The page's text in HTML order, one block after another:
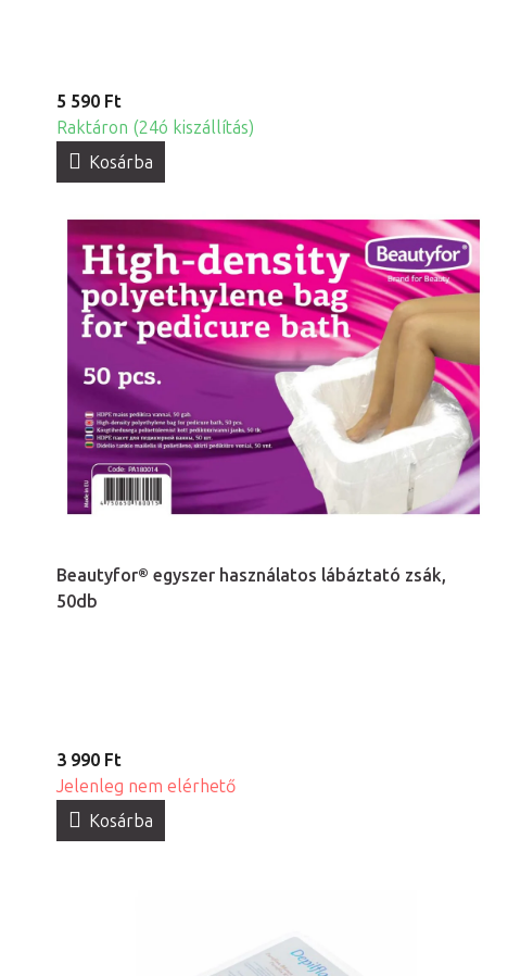
5 590 Ft
Raktáron (24ó kiszállítás)
Kosárba
Beautyfor® egyszer használatos lábáztató zsák,
50db
3 990 Ft
Jelenleg nem elérhető
Kosárba